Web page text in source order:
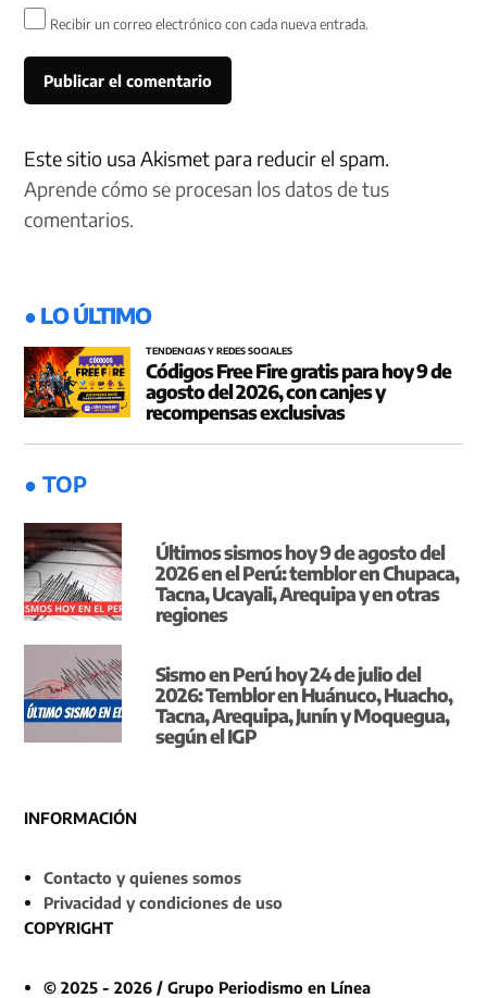
Recibir un correo electrónico con cada nueva entrada.
Este sitio usa Akismet para reducir el spam.
Aprende cómo se procesan los datos de tus
comentarios.
● LO ÚLTIMO
TENDENCIAS Y REDES SOCIALES
Códigos Free Fire gratis para hoy 9 de
agosto del 2026, con canjes y
recompensas exclusivas
● TOP
Últimos sismos hoy 9 de agosto del
2026 en el Perú: temblor en Chupaca,
Tacna, Ucayali, Arequipa y en otras
regiones
Sismo en Perú hoy 24 de julio del
2026: Temblor en Huánuco, Huacho,
Tacna, Arequipa, Junín y Moquegua,
según el IGP
INFORMACIÓN
Contacto y quienes somos
Privacidad y condiciones de uso
COPYRIGHT
© 2025 - 2026 / Grupo Periodismo en Línea